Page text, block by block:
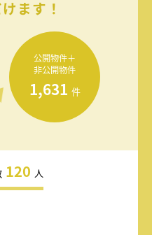
ます！
公開物件＋
非公開物件
1,631 件
120 人